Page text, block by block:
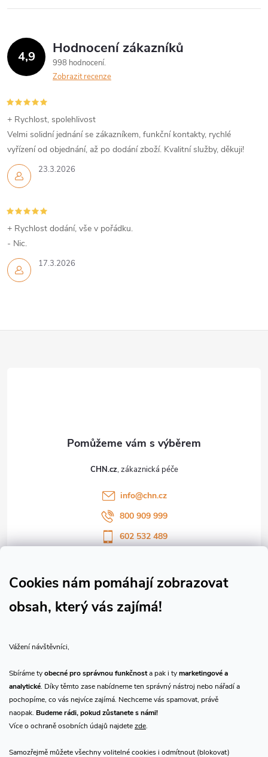
Cookies nám pomáhají zobrazovat
obsah, který vás zajímá!
Vážení návštěvníci,
Sbíráme tyobecné pro správnou funkčnosta pak i tymarketingové a
analytické. Díky těmto zase nabídneme ten správný nástroj nebo nářadí a
pochopíme, co vás nejvíce zajímá. Nechceme vás spamovat, právě
naopak. Budeme rádi, pokud zůstanete s námi!
Více o ochraně osobních údajů najdetezde.
Samozřejmě můžete všechny volitelné cookies i odmítnout (blokovat)
4,9 Hodnocení zákazníků
998 hodnocení
Zobrazit recenze
23.3.2026
+ Rychlost, spolehlivost
Velmi solidní jednání se zákazníkem, funkční kontakty, rychlé
vyřízení od objednání, až po dodání zboží. Kvalitní služby, děkuji!
17.3.2026
+ Rychlost dodání, vše v pořádku.
- Nic.
CHN.cz
info@chn.cz
800 909 999
602 532 489
Sledujte náš vlog CHN_CZ
Přijímáme online platby